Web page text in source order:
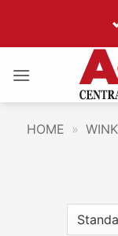
inhoud
HOME »